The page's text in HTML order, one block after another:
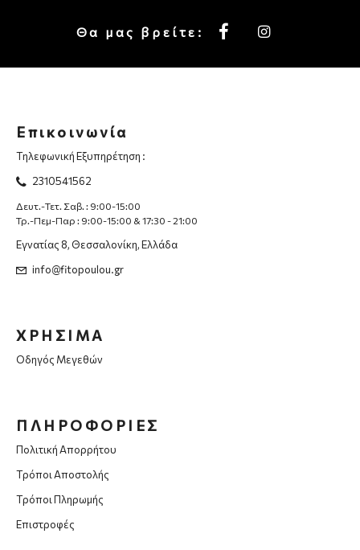
Θα μας βρείτε:
Επικοινωνία
Τηλεφωνική Εξυπηρέτηση :
2310541562
Δευτ.-Τετ. Σαβ. : 9:00-15:00
Τρ.-Πεμ-Παρ : 9:00-15:00 & 17:30 - 21:00
Εγνατίας 8, Θεσσαλονίκη, Ελλάδα
info@fitopoulou.gr
ΧΡΗΣΙΜΑ
Οδηγός Μεγεθών
ΠΛΗΡΟΦΟΡΙΕΣ
Πολιτική Απορρήτου
Τρόποι Αποστολής
Τρόποι Πληρωμής
Επιστροφές